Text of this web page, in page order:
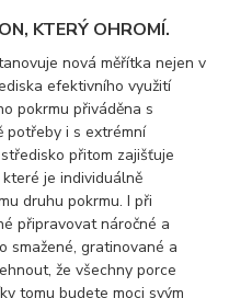
KTERÝ OHROMÍ.
nová měřítka nejen v
efektivního využití
pokrmu přiváděna s
potřeby i s extrémní
přitom zajišťuje
je individuálně
druhu pokrmu. I při
připravovat náročné a
smažené, gratinované a
že všechny porce
tomu budete moci svým